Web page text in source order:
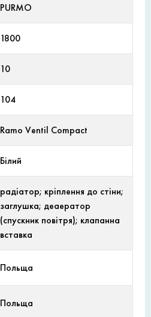
PURMO
1800
10
104
Ramo Ventil Compact
Білий
радіатор; кріплення до стіни;
заглушка; деаератор
(спускник повітря); клапанна
вставка
Польща
Польща